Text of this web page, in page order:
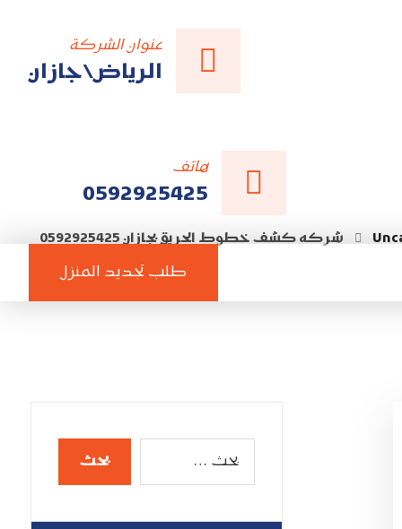
عنوان الشركة
الرياض\جازان
هاتف
0592925425
طلب تجديد المنزل
شركه كشف خطوط الحريق بجازان 0592925425